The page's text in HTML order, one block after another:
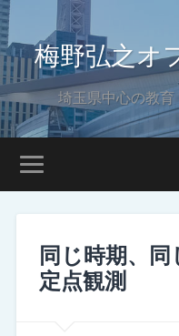
梅野弘之オ
埼玉県中心の教
同じ時期、
定点観測